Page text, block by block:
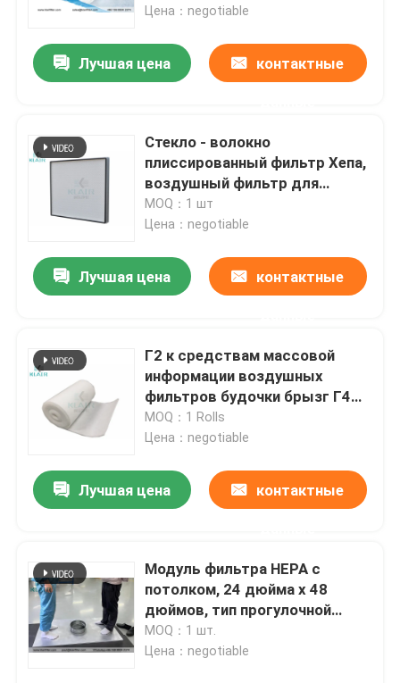
свертывают класс G3 G4
Цена：negotiable
Лучшая цена контактные
Стекло - волокно
плиссированный фильтр Хепа,
воздушный фильтр для
промышленной системы Хвак
MOQ：1 шт
Цена：negotiable
Лучшая цена контактные
Г2 к средствам массовой
информации воздушных
фильтров будочки брызг Г4
свертывают волокно 100%
полиэстер синтетическое
MOQ：1 Rolls
Цена：negotiable
Лучшая цена контактные
Модуль фильтра HEPA с
потолком, 24 дюйма х 48
дюймов, тип прогулочной
поверхности
MOQ：1 шт.
Цена：negotiable